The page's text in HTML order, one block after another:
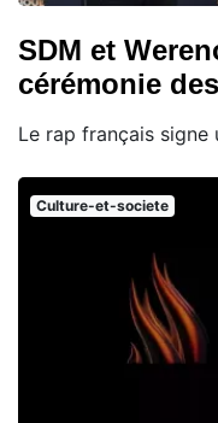
SDM et
cérémonie
Le rap français signe
Culture-et-societe